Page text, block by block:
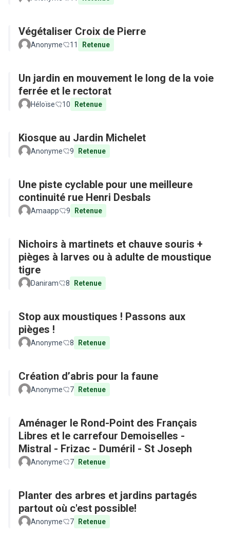
Végétaliser Croix de Pierre
Anonyme 11 Retenue
Un jardin en mouvement le long de la voie
ferrée et le rectorat
Héloïse 10 Retenue
Kiosque au Jardin Michelet
Anonyme 9 Retenue
Une piste cyclable pour une meilleure
continuité rue Henri Desbals
Amaapp 9 Retenue
Nichoirs à martinets et chauve souris +
pièges à larves ou à adulte de moustique
tigre
Daniram 8 Retenue
Stop aux moustiques ! Passons aux
pièges !
Anonyme 8 Retenue
Création d’abris pour la faune
Anonyme 7 Retenue
Aménager le Rond-Point des Français
Libres et le carrefour Demoiselles -
Mistral - Frizac - Duméril - St Joseph
Anonyme 7 Retenue
Planter des arbres et jardins partagés
partout où c'est possible!
Anonyme 7 Retenue